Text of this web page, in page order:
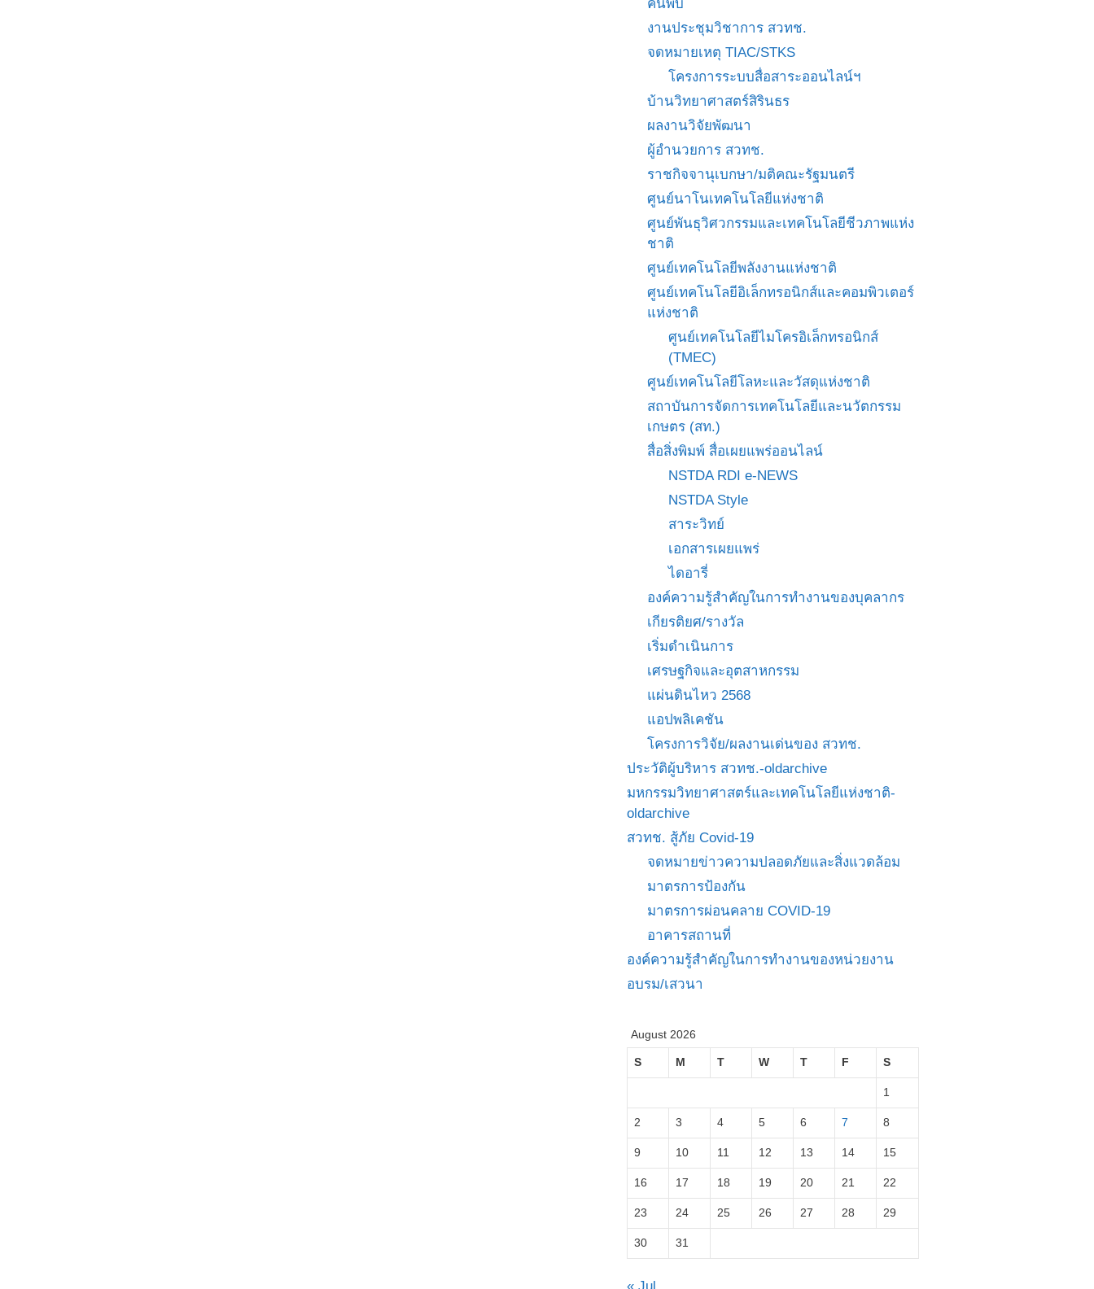
ค้นพบ
งานประชุมวิชาการ สวทช.
จดหมายเหตุ TIAC/STKS
โครงการระบบสื่อสาระออนไลน์ฯ
บ้านวิทยาศาสตร์สิรินธร
ผลงานวิจัยพัฒนา
ผู้อำนวยการ สวทช.
ราชกิจจานุเบกษา/มติคณะรัฐมนตรี
ศูนย์นาโนเทคโนโลยีแห่งชาติ
ศูนย์พันธุวิศวกรรมและเทคโนโลยีชีวภาพแห่ง
ชาติ
ศูนย์เทคโนโลยีพลังงานแห่งชาติ
ศูนย์เทคโนโลยีอิเล็กทรอนิกส์และคอมพิวเตอร์
แห่งชาติ
ศูนย์เทคโนโลยีไมโครอิเล็กทรอนิกส์
(TMEC)
ศูนย์เทคโนโลยีโลหะและวัสดุแห่งชาติ
สถาบันการจัดการเทคโนโลยีและนวัตกรรม
เกษตร (สท.)
สื่อสิ่งพิมพ์ สื่อเผยแพร่ออนไลน์
NSTDA RDI e-NEWS
NSTDA Style
สาระวิทย์
เอกสารเผยแพร่
ไดอารี่
องค์ความรู้สำคัญในการทำงานของบุคลากร
เกียรติยศ/รางวัล
เริ่มดำเนินการ
เศรษฐกิจและอุตสาหกรรม
แผ่นดินไหว 2568
แอปพลิเคชัน
โครงการวิจัย/ผลงานเด่นของ สวทช.
ประวัติผู้บริหาร สวทช.-oldarchive
มหกรรมวิทยาศาสตร์และเทคโนโลยีแห่งชาติ-
oldarchive
สวทช. สู้ภัย Covid-19
จดหมายข่าวความปลอดภัยและสิ่งแวดล้อม
มาตรการป้องกัน
มาตรการผ่อนคลาย COVID-19
อาคารสถานที่
องค์ความรู้สำคัญในการทำงานของหน่วยงาน
อบรม/เสวนา
August 2026
S M T W T F S
1
2 3 4 5 6 7 8
9 10 11 12 13 14 15
16 17 18 19 20 21 22
23 24 25 26 27 28 29
30 31